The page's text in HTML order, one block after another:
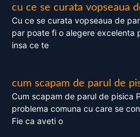
cu ce se curata vopseaua
Cu ce se curata vopseaua de
par poate fi o alegere excelenta
insa ce te
cum scapam de parul de
Cum scapam de parul de pisica
problema comuna cu care se
Fie ca aveti o